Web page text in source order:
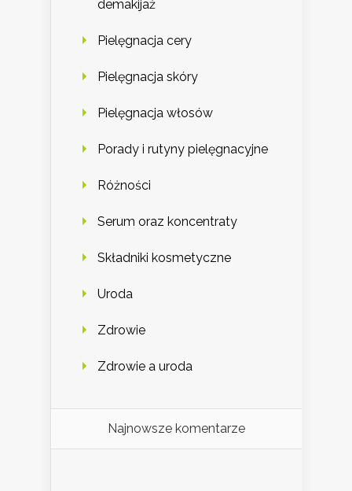
demakijaż
Pielęgnacja cery
Pielęgnacja skóry
Pielęgnacja włosów
Porady i rutyny pielęgnacyjne
Różności
Serum oraz koncentraty
Składniki kosmetyczne
Uroda
Zdrowie
Zdrowie a uroda
Najnowsze komentarze